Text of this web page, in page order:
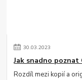
30.03.2023
Jak snadno
Rozdíl mezi kopií a